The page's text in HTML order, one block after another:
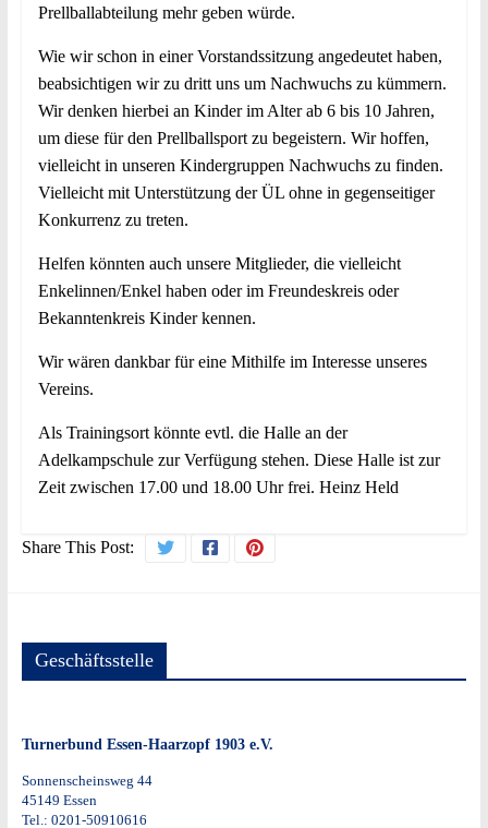
Prellballabteilung mehr geben würde.
Wie wir schon in einer Vorstandssitzung angedeutet haben,
beabsichtigen wir zu dritt uns um Nachwuchs zu kümmern.
Wir denken hierbei an Kinder im Alter ab 6 bis 10 Jahren,
um diese für den Prellballsport zu begeistern. Wir hoffen,
vielleicht in unseren Kindergruppen Nachwuchs zu finden.
Vielleicht mit Unterstützung der ÜL ohne in gegenseitiger
Konkurrenz zu treten.
Helfen könnten auch unsere Mitglieder, die vielleicht
Enkelinnen/Enkel haben oder im Freundeskreis oder
Bekanntenkreis Kinder kennen.
Wir wären dankbar für eine Mithilfe im Interesse unseres
Vereins.
Als Trainingsort könnte evtl. die Halle an der
Adelkampschule zur Verfügung stehen. Diese Halle ist zur
Zeit zwischen 17.00 und 18.00 Uhr frei. Heinz Held
Share This Post:
Geschäftsstelle
Turnerbund Essen-Haarzopf 1903 e.V.
Sonnenscheinsweg 44
45149 Essen
Tel.: 0201-50910616